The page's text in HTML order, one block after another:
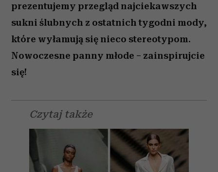
prezentujemy przegląd najciekawszych
sukni ślubnych z ostatnich tygodni mody,
które wyłamują się nieco stereotypom.
Nowoczesne panny młode – zainspirujcie
się!
Czytaj także